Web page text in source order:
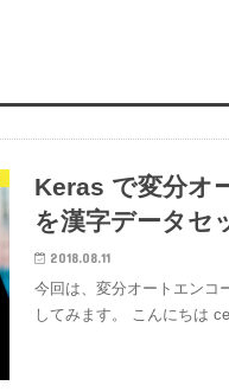
Keras で変分オ
を漢字データセ
2018.08.11
今回は、変分オートエンコ
してみます。 こんにちは